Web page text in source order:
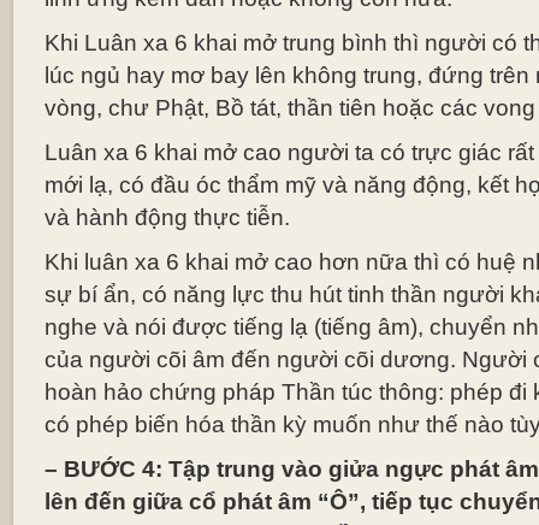
Khi Luân xa 6 khai mở trung bình thì người có
lúc ngủ hay mơ bay lên không trung, đứng
vòng, chư Phật, Bồ tát, thần tiên hoặc các
Luân xa 6 khai mở cao người ta có trực giác
mới lạ, có đầu óc thẩm mỹ và năng động, kết
và hành động thực tiễn.
Khi luân xa 6 khai mở cao hơn nữa thì có huệ
sự bí ẩn, có năng lực thu hút tinh thần người
nghe và nói được tiếng lạ (tiếng âm), chuyển
của người cõi âm đến người cõi dương. Người
hoàn hảo chứng pháp Thần túc thông: phép đi
có phép biến hóa thần kỳ muốn như thế nào
– BƯỚC 4: Tập trung vào giửa ngực phát
lên đến giữa cổ phát âm “Ô”, tiếp tục